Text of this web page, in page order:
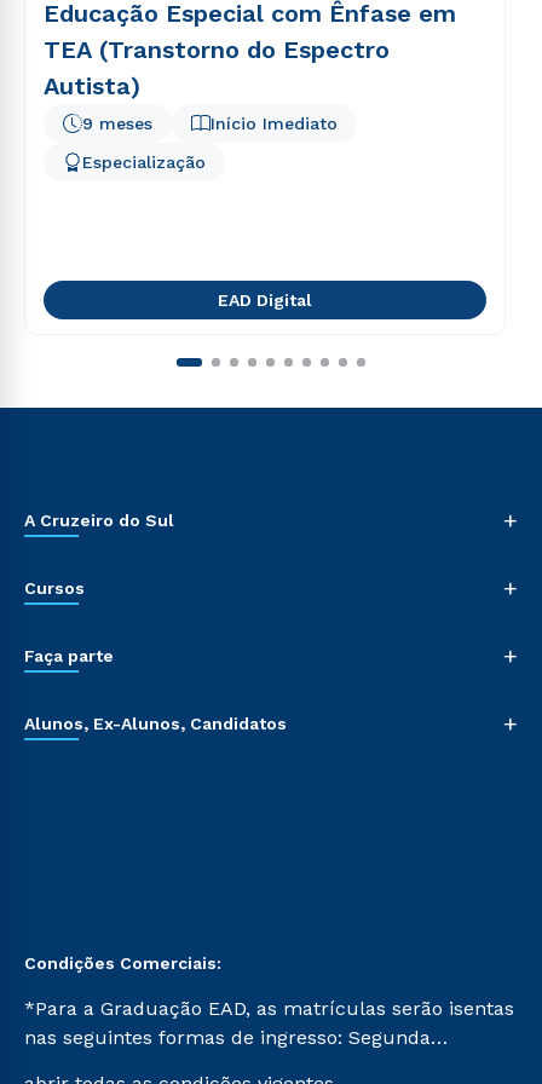
Educação Especial com Ênfase em
TEA (Transtorno do Espectro
Autista)
Início Imediato
9 meses
Especialização
EAD Digital
A Cruzeiro do Sul +
Cursos +
Faça parte +
Alunos, Ex-Alunos, Candidatos +
Condições Comerciais:
*Para a Graduação EAD, as matrículas serão isentas
nas seguintes formas de ingresso: Segunda